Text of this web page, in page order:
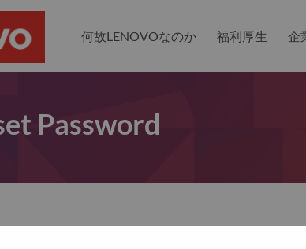
何故LENOVOなのか 福利厚生 企
Password
パスワードをリセットします